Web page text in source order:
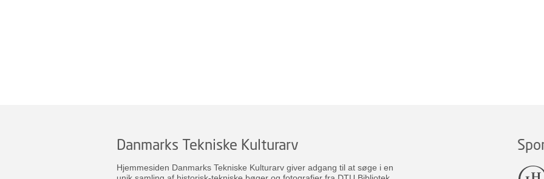
Danmarks Tekniske Kulturarv
Hjemmesiden Danmarks Tekniske Kulturarv giver adgang til at søge i en